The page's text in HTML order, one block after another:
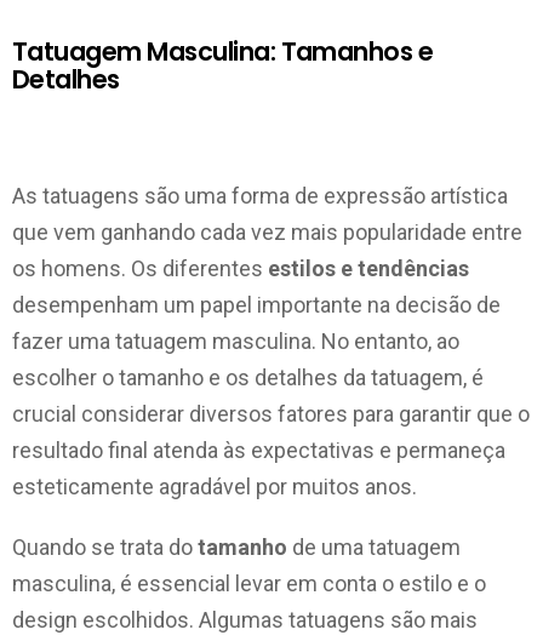
Tatuagem Masculina: Tamanhos e
Detalhes
As tatuagens são uma forma de expressão artística
que vem ganhando cada vez mais popularidade entre
os homens. Os diferentes estilos e tendências
desempenham um papel importante na decisão de
fazer uma tatuagem masculina. No entanto, ao
escolher o tamanho e os detalhes da tatuagem, é
crucial considerar diversos fatores para garantir que o
resultado final atenda às expectativas e permaneça
esteticamente agradável por muitos anos.
Quando se trata dotamanho de uma tatuagem
masculina, é essencial levar em conta o estilo e o
design escolhidos. Algumas tatuagens são mais